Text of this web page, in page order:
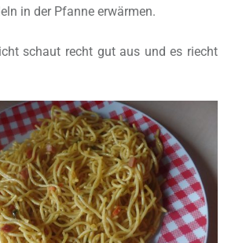
in der Pfanne erwärmen.
schaut recht gut aus und es riecht